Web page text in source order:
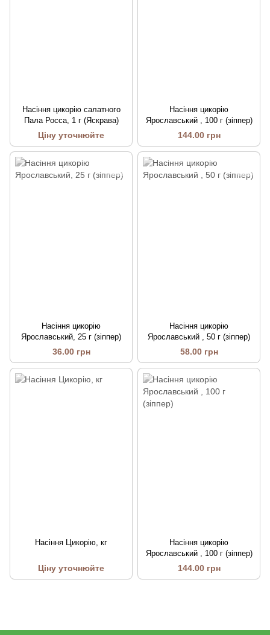
Насіння цикорію салатного
Пала Росса, 1 г (Яскрава)
Ціну уточнюйте
Насіння цикорію
Ярославський , 100 г (зіппер)
144.00 грн
Насіння цикорію
Ярославський, 25 г (зіппер)
36.00 грн
Насіння цикорію
Ярославський , 50 г (зіппер)
58.00 грн
Насіння Цикорію, кг
Ціну уточнюйте
Насіння цикорію
Ярославський , 100 г (зіппер)
144.00 грн